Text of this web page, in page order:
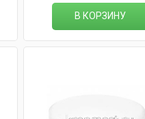
В КОРЗИНУ